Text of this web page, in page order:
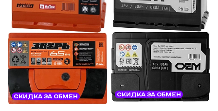
СКИДКА ЗА ОБМЕН СКИДКА ЗА ОБМЕН